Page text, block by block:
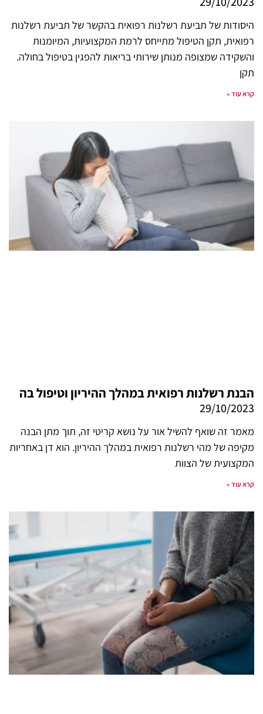
היסודות של תביעת רשלנות רפואית בהקשר של תביעת רשלנות
רפואית, תקן הטיפול מתייחס לרמת המקצועיות, המיומנות
והשקידה שמצופה מנותן שירותי בריאות להפגין בטיפול בחולה.
תקן
קרא עוד »
הבנת רשלנות רפואית במהלך ההיריון וטיפול בה
29/10/2023
מאמר זה שואף להשיל אור על נושא קריטי זה, תוך מתן הבנה
מקיפה של מהי רשלנות רפואית במהלך ההיריון. הוא דן באחריות
המקצועית של הצוות
קרא עוד »